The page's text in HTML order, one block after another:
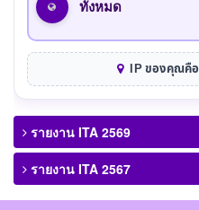
ทั้งหมด
IP ของคุณคือ
รายงาน ITA 2569
รายงาน ITA 2567